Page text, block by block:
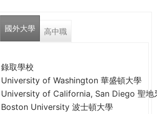
國外大學 高中職
錄取學校
University of Washington 華盛頓大學
University of California, San Diego 聖地
Boston University 波士頓大學